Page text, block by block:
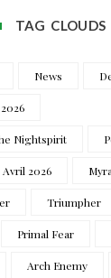
TAG CLOUDS
News
Nightspirit
Avril 2026
Triumpher
Primal Fear
Arch Enemy